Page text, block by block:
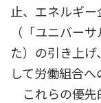
止、エネルギ
（「ユニバー
た）の引き上
して労働組合へ
これらの優先